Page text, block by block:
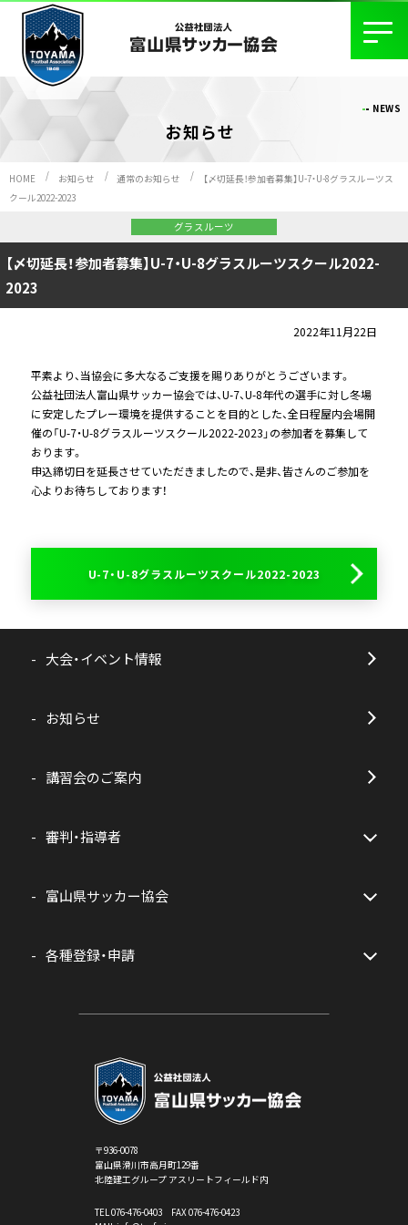
NEWS
お知らせ
HOME お知らせ 通常のお知らせ
【〆切延長！参加者募集】U-7・U-8グラスルーツス
クール2022-2023
グラスルーツ
【〆切延長！参加者募集】U-7・U-8グラスルーツスクール2022-
2023
2022年11月22日
平素より、当協会に多大なるご支援を賜りありがとうございます。
公益社団法人富山県サッカー協会では、U-7、U-8年代の選手に対し冬場
に安定したプレー環境を提供することを目的とした、全日程屋内会場開
催の「U-7・U-8グラスルーツスクール2022-2023」の参加者を募集して
おります。
申込締切日を延長させていただきましたので、是非、皆さんのご参加を
心よりお待ちしております！
U-7・U-8グラスルーツスクール2022-2023
大会・イベント情報
お知らせ
講習会のご案内
審判・指導者
富山県サッカー協会
各種登録・申請
〒936-0078
富山県滑川市高月町129番
北陸建工グループ アスリートフィールド内
TEL 076-476-0403 FAX 076-476-0423